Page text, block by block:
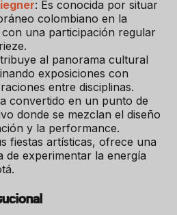
: Es conocida por situar
colombiano en la
una participación regular
al panorama cultural
exposiciones con
entre disciplinas.
convertido en un punto de
donde se mezclan el diseño
y la performance.
fiestas artísticas, ofrece una
de experimentar la energía